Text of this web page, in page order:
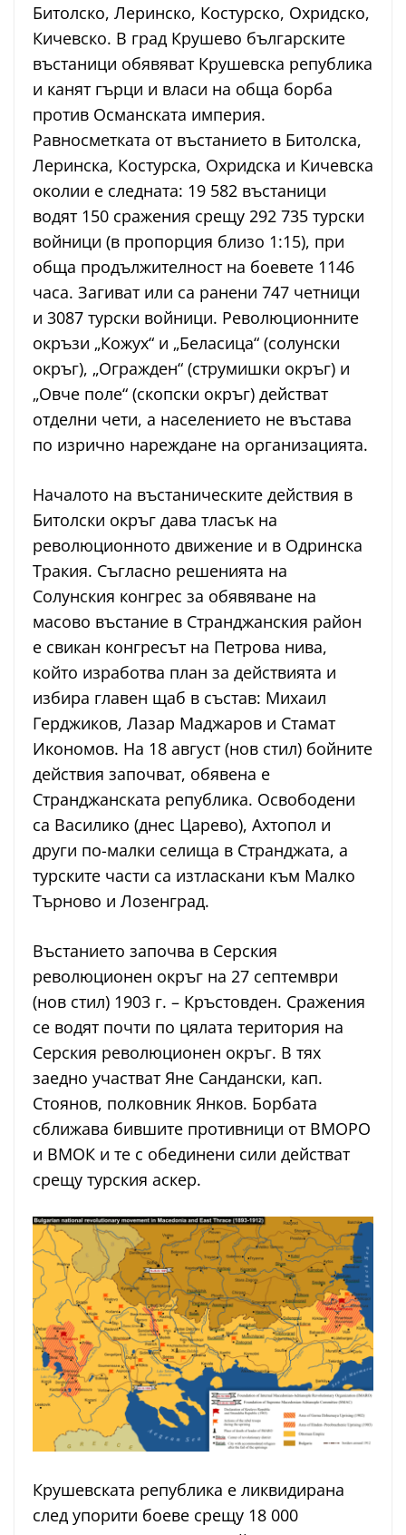
Битолско, Леринско, Костурско, Охридско,
Кичевско. В град Крушево българските
въстаници обявяват Крушевска република
и канят гърци и власи на обща борба
против Османската империя.
Равносметката от въстанието в Битолска,
Леринска, Костурска, Охридска и Кичевска
околии е следната: 19 582 въстаници
водят 150 сражения срещу 292 735 турски
войници (в пропорция близо 1:15), при
обща продължителност на боевете 1146
часа. Загиват или са ранени 747 четници
и 3087 турски войници. Революционните
окръзи „Кожух“ и „Беласица“ (солунски
окръг), „Огражден“ (струмишки окръг) и
„Овче поле“ (скопски окръг) действат
отделни чети, а населението не въстава
по изрично нареждане на организацията.
Началото на въстаническите действия в
Битолски окръг дава тласък на
революционното движение и в Одринска
Тракия. Съгласно решенията на
Солунския конгрес за обявяване на
масово въстание в Странджанския район
е свикан конгресът на Петрова нива,
който изработва план за действията и
избира главен щаб в състав: Михаил
Герджиков, Лазар Маджаров и Стамат
Икономов. На 18 август (нов стил) бойните
действия започват, обявена е
Странджанската република. Освободени
са Василико (днес Царево), Ахтопол и
други по-малки селища в Странджата, а
турските части са изтласкани към Малко
Търново и Лозенград.
Въстанието започва в Серския
революционен окръг на 27 септември
(нов стил) 1903 г. – Кръстовден. Сражения
се водят почти по цялата територия на
Серския революционен окръг. В тях
заедно участват Яне Сандански, кап.
Стоянов, полковник Янков. Борбата
сближава бившите противници от ВМОРО
и ВМОК и те с обединени сили действат
срещу турския аскер.
Крушевската република е ликвидирана
след упорити боеве срещу 18 000